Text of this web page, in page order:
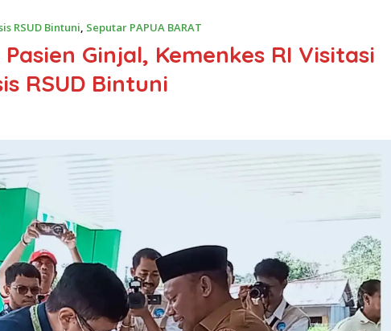
RSUD Bintuni, Seputar PAPUA BARAT
Ginjal, Kemenkes RI Visitasi
RSUD Bintuni